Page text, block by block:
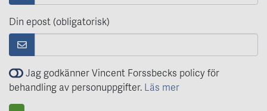
Din epost (obligatorisk)
Jag godkänner Vincent Forssbecks policy för
behandling av personuppgifter. Läs mer